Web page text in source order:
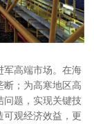
军高端市场。在海
断；为高寒地区高
问题，实现关键技
可观经济效益，更